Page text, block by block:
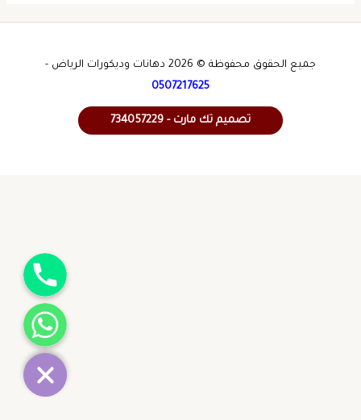
جميع الحقوق محفوظة © 2026 دهانات وديكورات الرياض -
0507217625
تصميم تك مارت - 734057229
جوال
واتساب